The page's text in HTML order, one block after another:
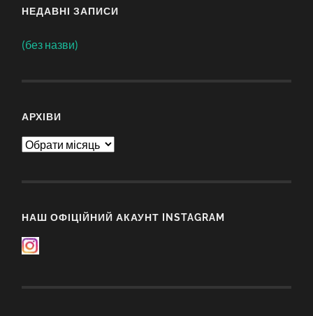
НЕДАВНІ ЗАПИСИ
(без назви)
АРХІВИ
Архіви
НАШ ОФІЦІЙНИЙ АКАУНТ INSTAGRAM